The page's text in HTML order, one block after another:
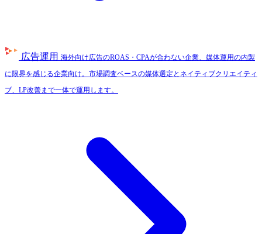
広告運用 海外向け広告のROAS・CPAが合わない企業、媒体運用の内製
に限界を感じる企業向け。市場調査ベースの媒体選定とネイティブクリエイティ
ブ、LP改善まで一体で運用します。